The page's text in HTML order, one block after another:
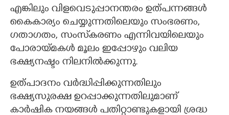
എങ്കിലും വിളവെടുപ്പാനന്തരം ഉത്പന്നങ്ങൾ
കൈകാര്യം ചെയ്യുന്നതിലെയും സംഭരണം,
ഗതാഗതം, സംസ്‌കരണം എന്നിവയിലെയും
പോരായ്മകൾ മൂലം ഇപ്പോഴും വലിയ
ഭക്ഷ്യനഷ്ടം നിലനിൽക്കുന്നു.
ഉത്പാദനം വർദ്ധിപ്പിക്കുന്നതിലും
ഭക്ഷ്യസുരക്ഷ ഉറപ്പാക്കുന്നതിലുമാണ്
കാർഷിക നയങ്ങൾ പതിറ്റാണ്ടുകളായി ശ്രദ്ധ